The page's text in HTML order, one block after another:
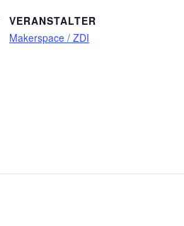
VERANSTALTER
Makerspace / ZDI